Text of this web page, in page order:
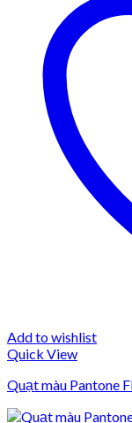
Add to wishlist
Quick View
Quạt màu Pantone